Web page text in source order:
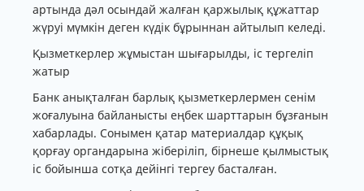
артында дәл осындай жалған қаржылық құжаттар
жүруі мүмкін деген күдік бұрыннан айтылып келеді.
Қызметкерлер жұмыстан шығарылды, іс тергеліп
жатыр
Банк анықталған барлық қызметкерлермен сенім
жоғалуына байланысты еңбек шарттарын бұзғанын
хабарлады. Сонымен қатар материалдар құқық
қорғау органдарына жіберіліп, бірнеше қылмыстық
іс бойынша сотқа дейінгі тергеу басталған.